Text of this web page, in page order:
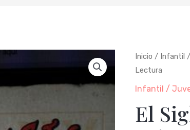
Inicio / Infantil
Lectura
Infantil /
El
El
Siglo
De
Niños